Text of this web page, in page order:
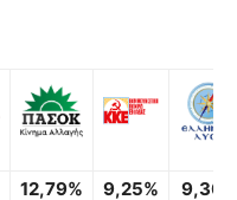
12,79% 9,25% 9,30%